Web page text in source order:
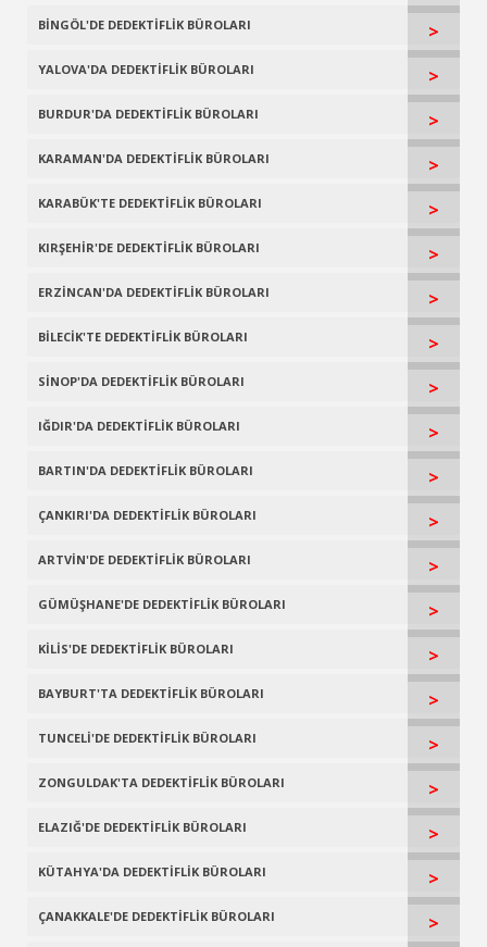
BİNGÖL'DE DEDEKTİFLİK BÜROLARI >
YALOVA'DA DEDEKTİFLİK BÜROLARI >
BURDUR'DA DEDEKTİFLİK BÜROLARI >
KARAMAN'DA DEDEKTİFLİK BÜROLARI >
KARABÜK'TE DEDEKTİFLİK BÜROLARI >
KIRŞEHİR'DE DEDEKTİFLİK BÜROLARI >
ERZİNCAN'DA DEDEKTİFLİK BÜROLARI >
BİLECİK'TE DEDEKTİFLİK BÜROLARI >
SİNOP'DA DEDEKTİFLİK BÜROLARI >
IĞDIR'DA DEDEKTİFLİK BÜROLARI >
BARTIN'DA DEDEKTİFLİK BÜROLARI >
ÇANKIRI'DA DEDEKTİFLİK BÜROLARI >
ARTVİN'DE DEDEKTİFLİK BÜROLARI >
GÜMÜŞHANE'DE DEDEKTİFLİK BÜROLARI >
KİLİS'DE DEDEKTİFLİK BÜROLARI >
BAYBURT'TA DEDEKTİFLİK BÜROLARI >
TUNCELİ'DE DEDEKTİFLİK BÜROLARI >
ZONGULDAK'TA DEDEKTİFLİK BÜROLARI >
ELAZIĞ'DE DEDEKTİFLİK BÜROLARI >
KÜTAHYA'DA DEDEKTİFLİK BÜROLARI >
ÇANAKKALE'DE DEDEKTİFLİK BÜROLARI >